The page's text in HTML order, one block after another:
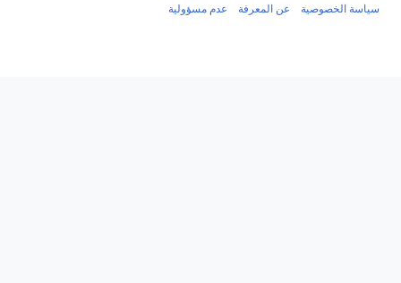
سياسة الخصوصية عن المعرفة عدم مسؤولية